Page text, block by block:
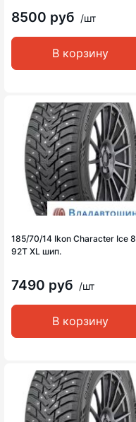
8500 руб /шт
В корзину
185/70/14 Ikon Character Ice 8
92T XL шип.
7490 руб /шт
В корзину